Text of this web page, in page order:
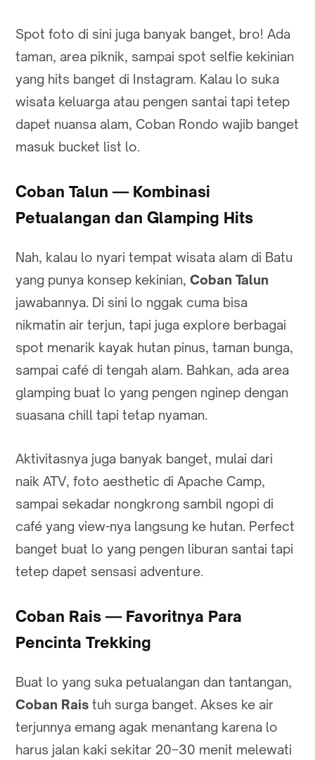
Spot foto di sini juga banyak banget, bro! Ada
taman, area piknik, sampai spot selfie kekinian
yang hits banget di Instagram. Kalau lo suka
wisata keluarga atau pengen santai tapi tetep
dapet nuansa alam, Coban Rondo wajib banget
masuk bucket list lo.
Coban Talun — Kombinasi
Petualangan dan Glamping Hits
Nah, kalau lo nyari tempat wisata alam di Batu
yang punya konsep kekinian, Coban Talun
jawabannya. Di sini lo nggak cuma bisa
nikmatin air terjun, tapi juga explore berbagai
spot menarik kayak hutan pinus, taman bunga,
sampai café di tengah alam. Bahkan, ada area
glamping buat lo yang pengen nginep dengan
suasana chill tapi tetap nyaman.
Aktivitasnya juga banyak banget, mulai dari
naik ATV, foto aesthetic di Apache Camp,
sampai sekadar nongkrong sambil ngopi di
café yang view-nya langsung ke hutan. Perfect
banget buat lo yang pengen liburan santai tapi
tetep dapet sensasi adventure.
Coban Rais — Favoritnya Para
Pencinta Trekking
Buat lo yang suka petualangan dan tantangan,
Coban Rais tuh surga banget. Akses ke air
terjunnya emang agak menantang karena lo
harus jalan kaki sekitar 20–30 menit melewati